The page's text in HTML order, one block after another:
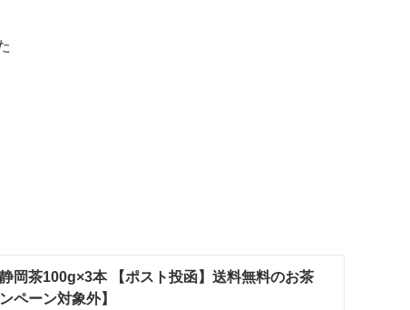
岡茶100g×3本 【ポスト投函】送料無料のお茶
ペーン対象外】